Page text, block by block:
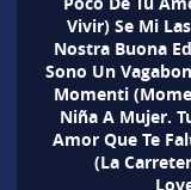
Vivir) Se Mi
Nostra Buona
Sono Un
Momenti
Niña A Mujer.
Amor Que Te
(La